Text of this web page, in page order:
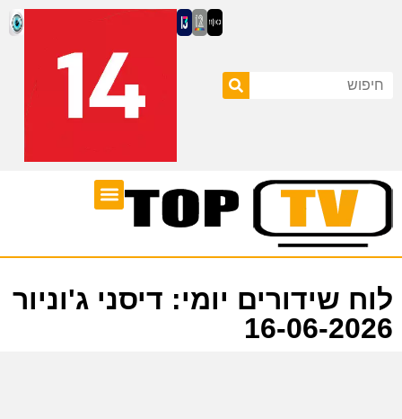
לוח שידורים יומי: דיסני ג'וניור
16-06-2026